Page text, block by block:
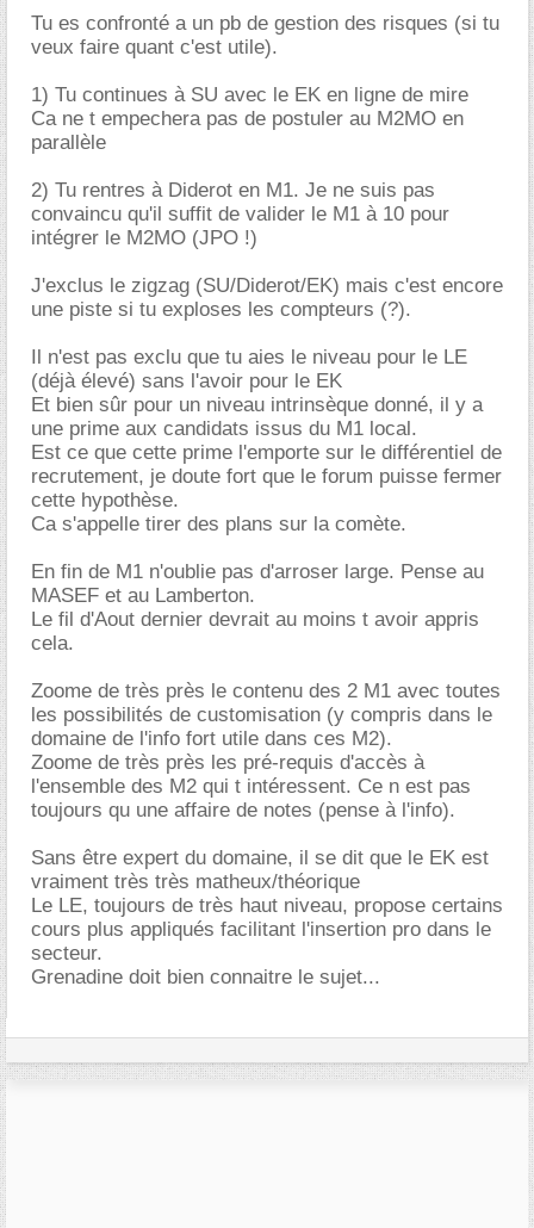
Tu es confronté a un pb de gestion des risques (si tu
veux faire quant c'est utile).
1) Tu continues à SU avec le EK en ligne de mire
Ca ne t empechera pas de postuler au M2MO en
parallèle
2) Tu rentres à Diderot en M1. Je ne suis pas
convaincu qu'il suffit de valider le M1 à 10 pour
intégrer le M2MO (JPO !)
J'exclus le zigzag (SU/Diderot/EK) mais c'est encore
une piste si tu exploses les compteurs (?).
Il n'est pas exclu que tu aies le niveau pour le LE
(déjà élevé) sans l'avoir pour le EK
Et bien sûr pour un niveau intrinsèque donné, il y a
une prime aux candidats issus du M1 local.
Est ce que cette prime l'emporte sur le différentiel de
recrutement, je doute fort que le forum puisse fermer
cette hypothèse.
Ca s'appelle tirer des plans sur la comète.
En fin de M1 n'oublie pas d'arroser large. Pense au
MASEF et au Lamberton.
Le fil d'Aout dernier devrait au moins t avoir appris
cela.
Zoome de très près le contenu des 2 M1 avec toutes
les possibilités de customisation (y compris dans le
domaine de l'info fort utile dans ces M2).
Zoome de très près les pré-requis d'accès à
l'ensemble des M2 qui t intéressent. Ce n est pas
toujours qu une affaire de notes (pense à l'info).
Sans être expert du domaine, il se dit que le EK est
vraiment très très matheux/théorique
Le LE, toujours de très haut niveau, propose certains
cours plus appliqués facilitant l'insertion pro dans le
secteur.
Grenadine doit bien connaitre le sujet...